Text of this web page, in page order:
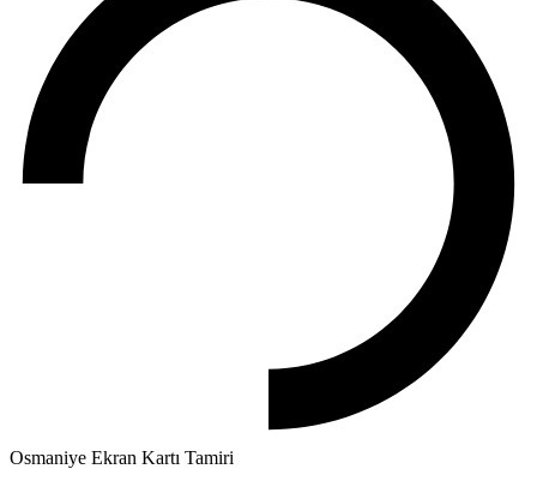
Osmaniye Ekran Kartı Tamiri